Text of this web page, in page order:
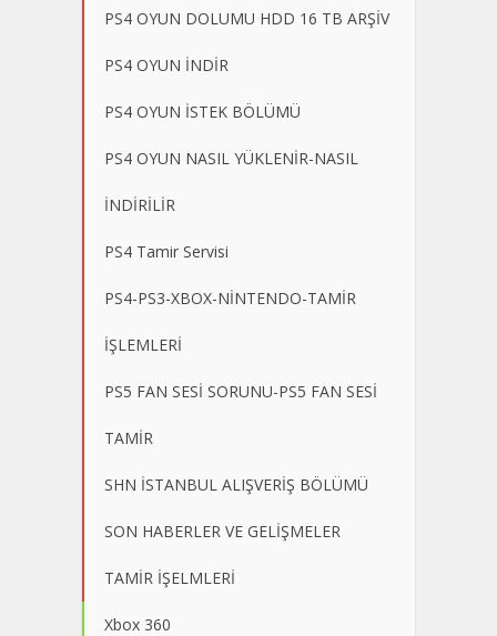
PS4 OYUN DOLUMU HDD 16 TB ARŞİV
PS4 OYUN İNDİR
PS4 OYUN İSTEK BÖLÜMÜ
PS4 OYUN NASIL YÜKLENİR-NASIL
İNDİRİLİR
PS4 Tamir Servisi
PS4-PS3-XBOX-NİNTENDO-TAMİR
İŞLEMLERİ
PS5 FAN SESİ SORUNU-PS5 FAN SESİ
TAMİR
SHN İSTANBUL ALIŞVERİŞ BÖLÜMÜ
SON HABERLER VE GELİŞMELER
TAMİR İŞELMLERİ
Xbox 360